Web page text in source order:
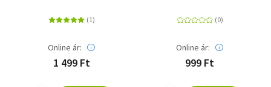
Online ár:
1 499 Ft
Online ár:
999 Ft